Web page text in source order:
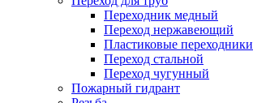
Переходник медный
Переход нержавеющий
Пластиковые переходники
Переход стальной
Переход чугунный
Пожарный гидрант